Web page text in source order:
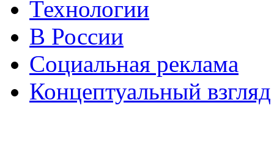
Технологии
В России
Социальная реклама
Концептуальный взгляд